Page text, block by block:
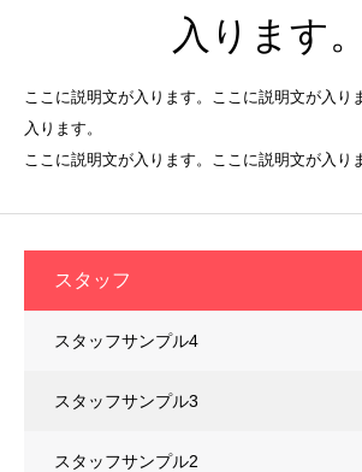
入ります。
ここに説明文が入ります。ここに説明文が入り
入ります。
ここに説明文が入ります。ここに説明文が入り
スタッフ
スタッフサンプル4
スタッフサンプル3
スタッフサンプル2